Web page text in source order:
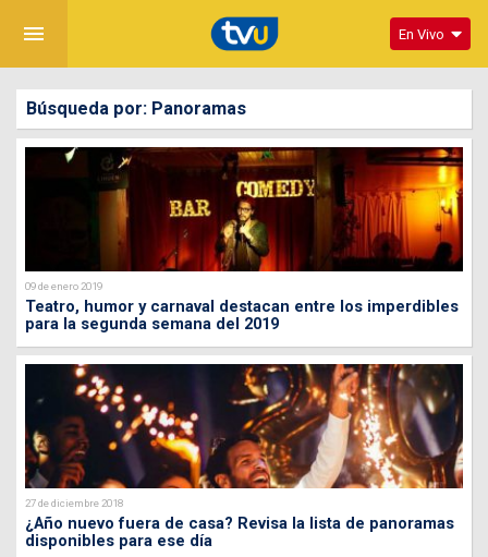
menu En Vivo
Búsqueda por: Panoramas
09 de enero 2019
Teatro, humor y carnaval destacan entre los imperdibles
para la segunda semana del 2019
27 de diciembre 2018
¿Año nuevo fuera de casa? Revisa la lista de panoramas
disponibles para ese día